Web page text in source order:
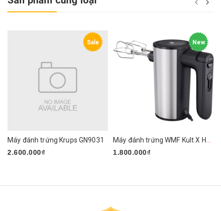
Sale
Máy đánh trứng Krups GN9031
2.600.000₫
New
1.800.000₫